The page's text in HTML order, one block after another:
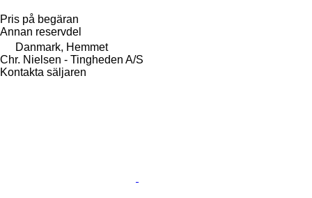
Pris på begäran
Annan reservdel
Danmark, Hemmet
Chr. Nielsen - Tingheden A/S
Kontakta säljaren